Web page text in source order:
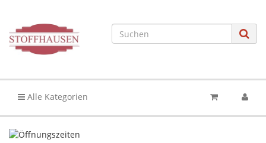
Alle Kategorien